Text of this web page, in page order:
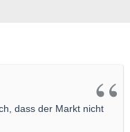
dass der Markt nicht